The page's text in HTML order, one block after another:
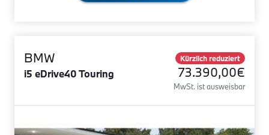
BMW
i5 eDrive40 Touring
Kürzlich reduziert
73.390,00€
MwSt. ist ausweisbar